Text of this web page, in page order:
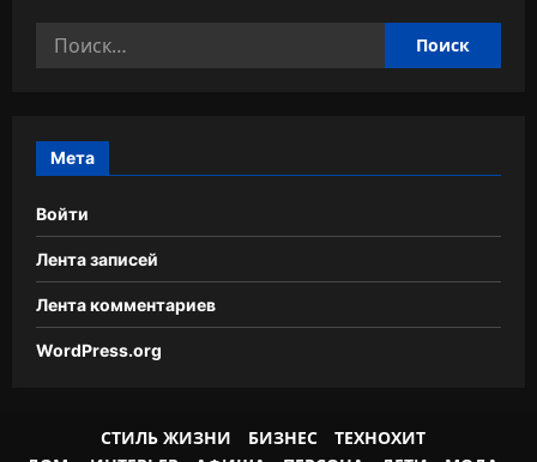
Найти:
Мета
Войти
Лента записей
Лента комментариев
WordPress.org
СТИЛЬ ЖИЗНИ БИЗНЕС
ТЕХНОХИТ